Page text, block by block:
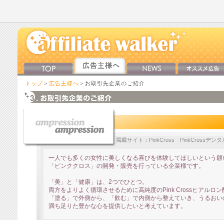
トップ ＞ 広告主様へ ＞お取引先企業のご紹介
掲載サイト：PinkCross PinkCrossデンタ
一人でも多くの女性に美しくなる喜びを体験してほしいという
「ピンククロス」の開発・販売を行っている企業様です。
「美」と「健康」は、2つでひとつ。
両方をよりよく循環させるために高純度のPink Crossヒアルロン
「塗る」で外側から、「飲む」で内側から整えていき、うるお
満ち足りた豊かな心を提供したいと考えています。